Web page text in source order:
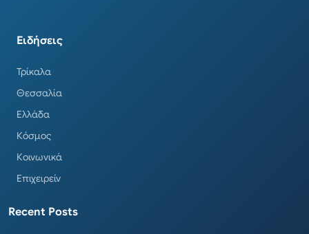
Ειδήσεις
Τρίκαλα
Θεσσαλία
Ελλάδα
Κόσμος
Κοινωνικά
Επιχειρείν
Recent Posts